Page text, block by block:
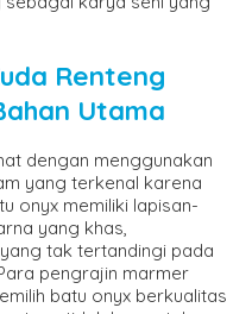
Renteng
Utama
dengan menggunakan
yang terkenal karena
onyx memiliki lapisan-
yang khas,
tak tertandingi pada
pengrajin marmer
batu onyx berkualitas